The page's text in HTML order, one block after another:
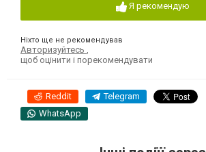
Я рекомендую
Ніхто ще не рекомендував
Авторизуйтесь
щоб оцінити і порекомендувати
Reddit Telegram
WhatsApp